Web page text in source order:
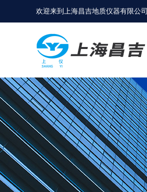
欢迎来到 上海昌吉地质仪器有限公司